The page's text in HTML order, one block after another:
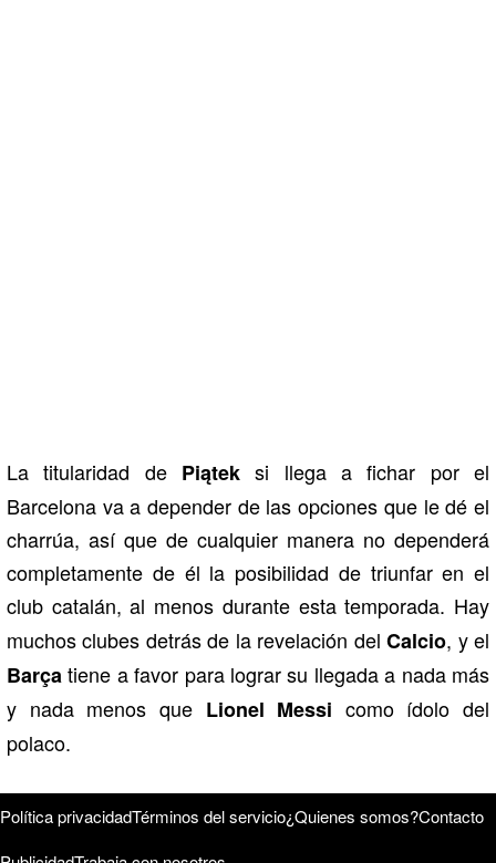
La titularidad de Piątek si llega a fichar por el
Barcelona va a depender de las opciones que le dé el
charrúa, así que de cualquier manera no dependerá
completamente de él la posibilidad de triunfar en el
club catalán, al menos durante esta temporada. Hay
muchos clubes detrás de la revelación delCalcio, y el
Barçatiene a favor para lograr su llegada a nada más
y nada menos que Lionel Messi como ídolo del
polaco.
Política privacidadTérminos del servicio¿Quienes somos?Contacto